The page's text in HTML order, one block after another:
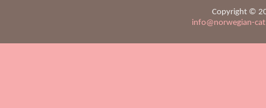
Copyright ©
info@norwegian-